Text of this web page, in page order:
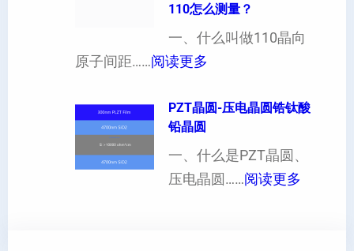
定
超
薄
硅
度
响
硅
片
白
或
者
110怎么测量？
一、什么叫做110晶向
原子间距……阅读更多
1
晶
向
PZT晶圆-压电晶圆锆钛酸
铅晶圆
一、什么是PZT晶圆、
压电晶圆……阅读更多